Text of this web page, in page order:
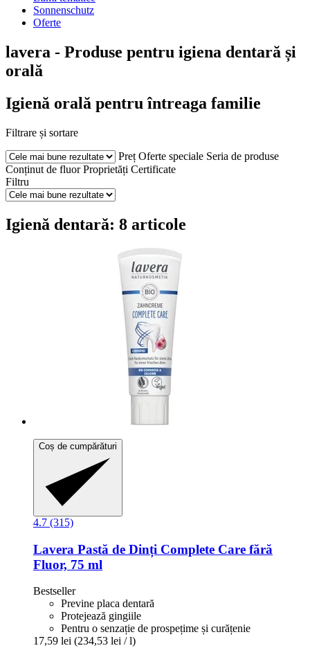
Sonnenschutz
Oferte
lavera - Produse pentru igiena dentară și
orală
Igienă orală pentru întreaga familie
Filtrare și sortare
Preț Oferte speciale Seria de produse
Conținut de fluor Proprietăți Certificate
Filtru
Igienă dentară: 8 articole
Coș de cumpărături
4.7 (315)
Lavera Pastă de Dinți Complete Care fără
Fluor, 75 ml
Bestseller
Previne placa dentară
Protejează gingiile
Pentru o senzație de prospețime și curățenie
17,59 lei (234,53 lei / l)